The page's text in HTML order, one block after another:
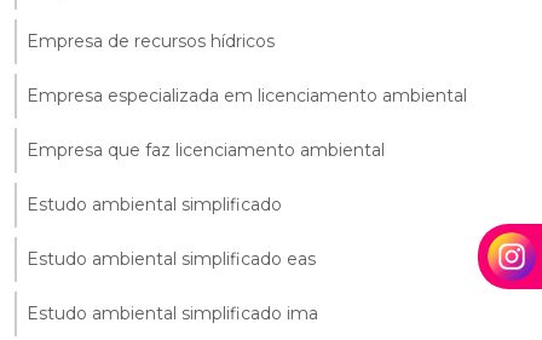
Empresa de recursos hídricos
Empresa especializada em licenciamento ambiental
Empresa que faz licenciamento ambiental
Estudo ambiental simplificado
Estudo ambiental simplificado eas
Estudo ambiental simplificado ima